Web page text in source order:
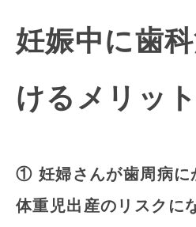
妊娠中に歯
けるメリット
① 妊婦さんが歯周病に
体重児出産のリスクに